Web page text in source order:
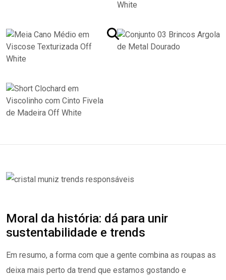
Moral da história: dá para unir
sustentabilidade e trends
Em resumo, a forma com que a gente combina as roupas as
deixa mais perto da trend que estamos gostando e